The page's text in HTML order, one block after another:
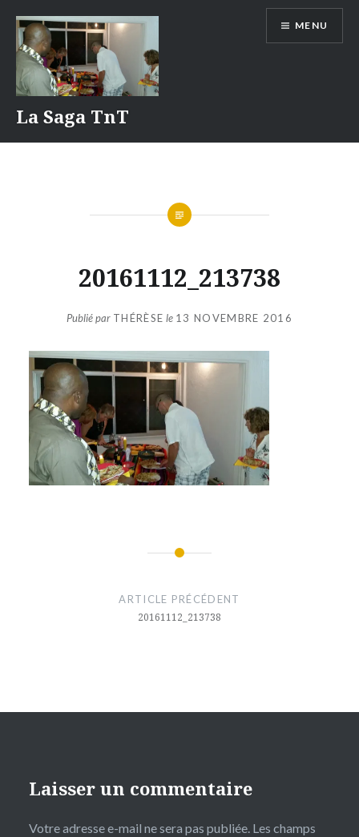
contenu
La Saga TnT
MENU
20161112_213738
Publié par THÉRÈSE le 13 NOVEMBRE 2016
ARTICLE PRÉCÉDENT
20161112_213738
Laisser un commentaire
Votre adresse e-mail ne sera pas publiée. Les champs